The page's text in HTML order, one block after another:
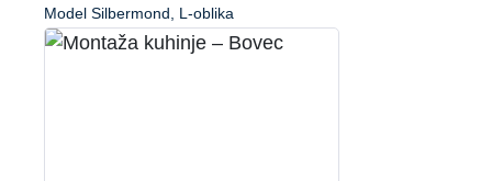
Model Silbermond, L-oblika